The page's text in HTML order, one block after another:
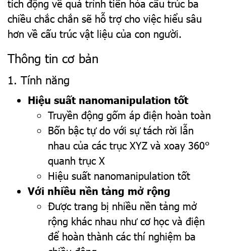
tích động về quá trình tiến hóa cấu trúc ba
chiều chắc chắn sẽ hỗ trợ cho việc hiểu sâu
hơn về cấu trúc vật liệu của con người.
Thông tin cơ bản
1. Tính năng
Hiệu suất nanomanipulation tốt
Truyền động gốm áp điện hoàn toàn
Bốn bậc tự do với sự tách rời lẫn
nhau của các trục XYZ và xoay 360°
quanh trục X
Hiệu suất nanomanipulation tốt
Với nhiều nền tảng mở rộng
Được trang bị nhiều nền tảng mở
rộng khác nhau như cơ học và điện
để hoàn thành các thí nghiệm ba